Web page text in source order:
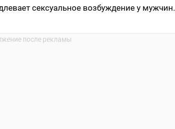
сексуальное возбуждение у мужчин.